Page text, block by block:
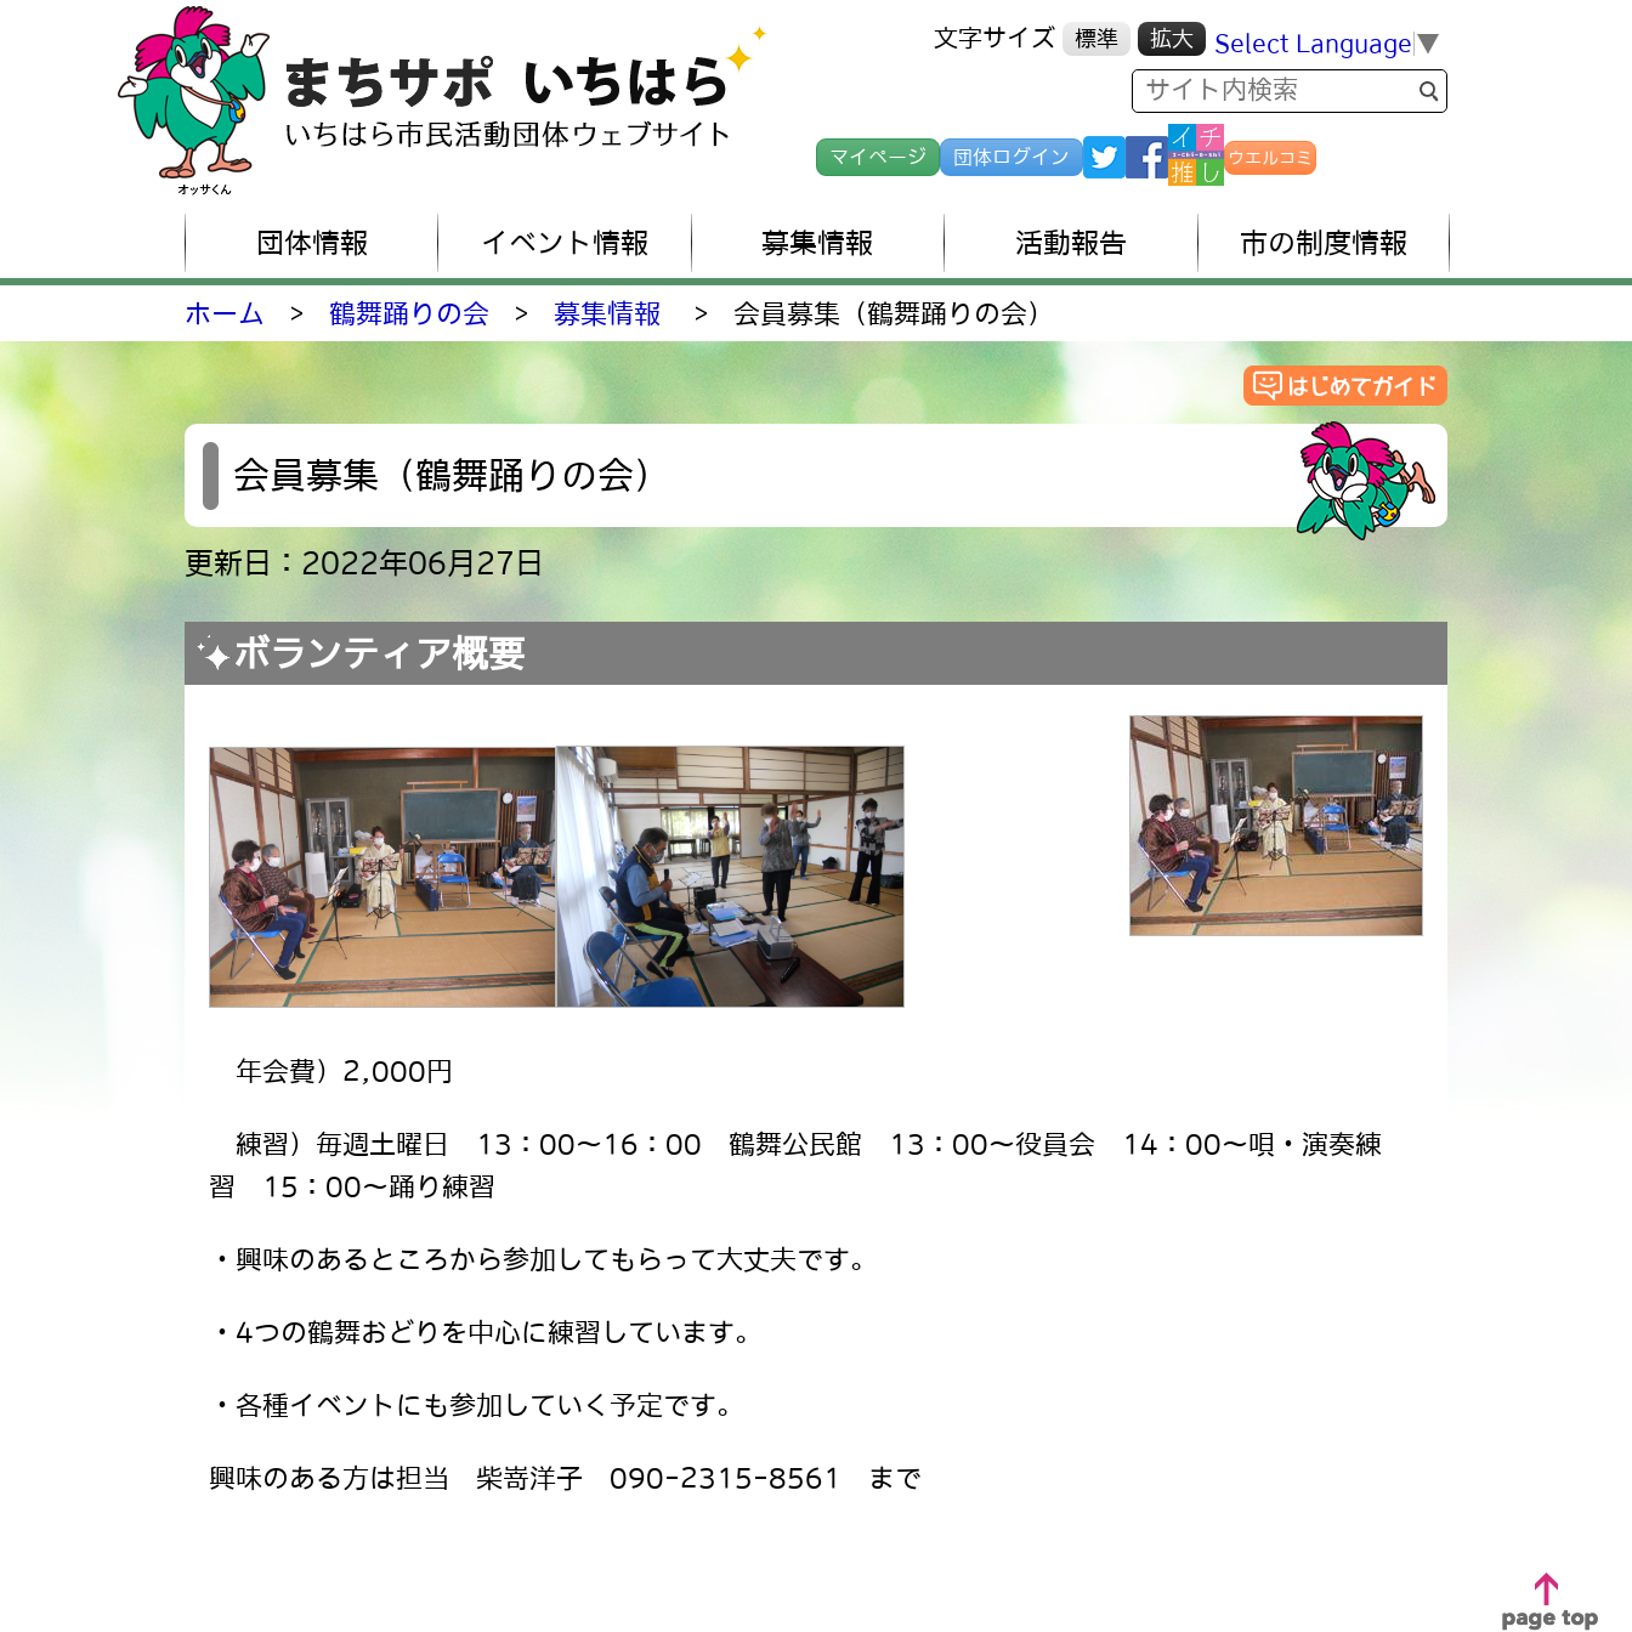
文字サイズ 標準 拡大 Select Language ▼
マイページ 団体ログイン ウエルコミ
団体情報 イベント情報 募集情報 活動報告 市の制度情報
ホーム > 鶴舞踊りの会 > 募集情報 > 会員募集（鶴舞踊りの会）
会員募集（鶴舞踊りの会）
更新日：2022年06月27日
ボランティア概要
年会費）2,000円
練習）毎週土曜日 13：00～16：00 鶴舞公民館 13：00～役員会 14：00～唄・演奏練
習 15：00～踊り練習
・興味のあるところから参加してもらって大丈夫です。
・4つの鶴舞おどりを中心に練習しています。
・各種イベントにも参加していく予定です。
興味のある方は担当 柴嵜洋子 090-2315-8561 まで